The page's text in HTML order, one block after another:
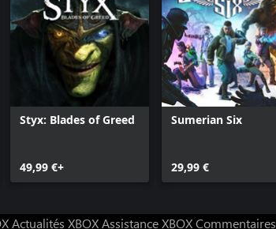
Styx: Blades of Greed
49,99 €+
Sumerian Six
29,99 €
Actualités XBOXAssistance XBOXCommentaires